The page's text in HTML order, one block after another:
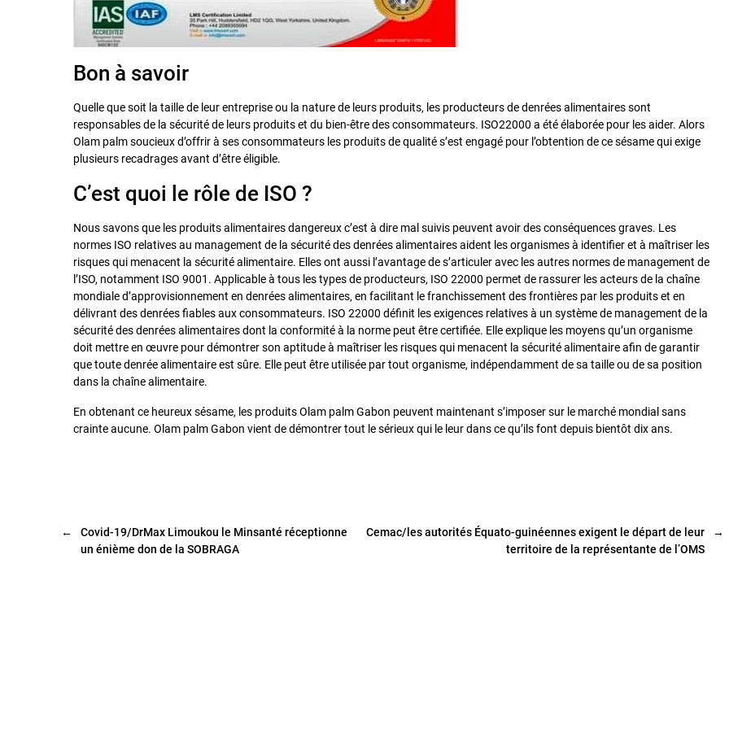
Bon à savoir
Quelle que soit la taille de leur entreprise ou la nature de leurs produits, les producteurs de denrées alimentaires sont
responsables de la sécurité de leurs produits et du bien-être des consommateurs. ISO22000 a été élaborée pour les aider. Alors
Olam palm soucieux d’offrir à ses consommateurs les produits de qualité s’est engagé pour l’obtention de ce sésame qui exige
plusieurs recadrages avant d’être éligible.
C’est quoi le rôle de ISO ?
Nous savons que les produits alimentaires dangereux c’est à dire mal suivis peuvent avoir des conséquences graves. Les
normes ISO relatives au management de la sécurité des denrées alimentaires aident les organismes à identifier et à maîtriser les
risques qui menacent la sécurité alimentaire. Elles ont aussi l’avantage de s’articuler avec les autres normes de management de
l’ISO, notamment ISO 9001. Applicable à tous les types de producteurs, ISO 22000 permet de rassurer les acteurs de la chaîne
mondiale d’approvisionnement en denrées alimentaires, en facilitant le franchissement des frontières par les produits et en
délivrant des denrées fiables aux consommateurs. ISO 22000 définit les exigences relatives à un système de management de la
sécurité des denrées alimentaires dont la conformité à la norme peut être certifiée. Elle explique les moyens qu’un organisme
doit mettre en œuvre pour démontrer son aptitude à maîtriser les risques qui menacent la sécurité alimentaire afin de garantir
que toute denrée alimentaire est sûre. Elle peut être utilisée par tout organisme, indépendamment de sa taille ou de sa position
dans la chaîne alimentaire.
En obtenant ce heureux sésame, les produits Olam palm Gabon peuvent maintenant s’imposer sur le marché mondial sans
crainte aucune. Olam palm Gabon vient de démontrer tout le sérieux qui le leur dans ce qu’ils font depuis bientôt dix ans.
←
Covid-19/DrMax Limoukou le Minsanté réceptionne
un énième don de la SOBRAGA
→
Cemac/les autorités Équato-guinéennes exigent le départ de leur
territoire de la représentante de l’OMS